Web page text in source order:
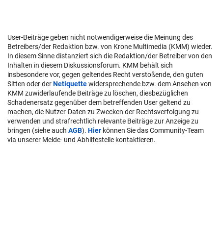
User-Beiträge geben nicht notwendigerweise die Meinung des
Betreibers/der Redaktion bzw. von Krone Multimedia (KMM) wieder.
In diesem Sinne distanziert sich die Redaktion/der Betreiber von den
Inhalten in diesem Diskussionsforum. KMM behält sich
insbesondere vor, gegen geltendes Recht verstoßende, den guten
Sitten oder derNetiquettewidersprechende bzw. dem Ansehen von
KMM zuwiderlaufende Beiträge zu löschen, diesbezüglichen
Schadenersatz gegenüber dem betreffenden User geltend zu
machen, die Nutzer-Daten zu Zwecken der Rechtsverfolgung zu
verwenden und strafrechtlich relevante Beiträge zur Anzeige zu
bringen (siehe auch AGB). Hier können Sie das Community-Team
via unserer Melde- und Abhilfestelle kontaktieren.